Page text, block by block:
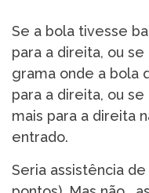
Se a bola tivesse
para a direita, ou
grama onde a bola
para a direita, ou
mais para a direita
entrado.
Seria assistência de